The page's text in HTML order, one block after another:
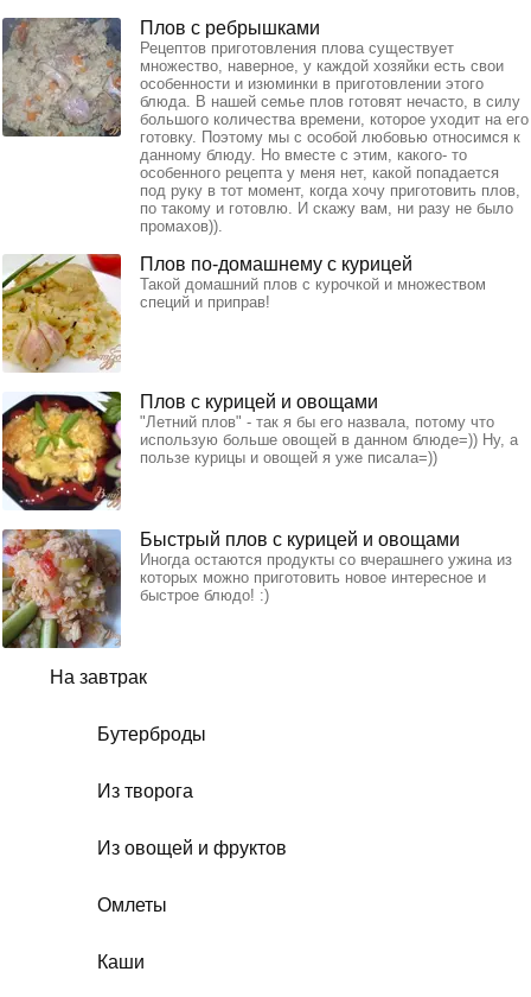
На завтрак
Бутерброды
Из творога
Из овощей и фруктов
Омлеты
Каши
Плов с ребрышками
Рецептов приготовления плова существует
множество, наверное, у каждой хозяйки есть свои
особенности и изюминки в приготовлении этого
блюда. В нашей семье плов готовят нечасто, в силу
большого количества времени, которое уходит на его
готовку. Поэтому мы с особой любовью относимся к
данному блюду. Но вместе с этим, какого- то
особенного рецепта у меня нет, какой попадается
под руку в тот момент, когда хочу приготовить плов,
по такому и готовлю. И скажу вам, ни разу не было
промахов)).
Плов по-домашнему с курицей
Такой домашний плов с курочкой и множеством
специй и приправ!
Плов с курицей и овощами
"Летний плов" - так я бы его назвала, потому что
использую больше овощей в данном блюде=)) Ну, а
пользе курицы и овощей я уже писала=))
Быстрый плов с курицей и овощами
Иногда остаются продукты со вчерашнего ужина из
которых можно приготовить новое интересное и
быстрое блюдо! :)